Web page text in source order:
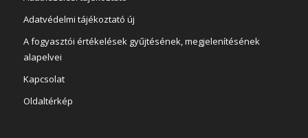
Adatvédelmi tájékoztató új
A fogyasztói értékelések gyűjtésének, megjelenítésének
alapelvei
Kapcsolat
Oldaltérkép